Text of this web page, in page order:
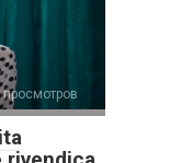
просмотров